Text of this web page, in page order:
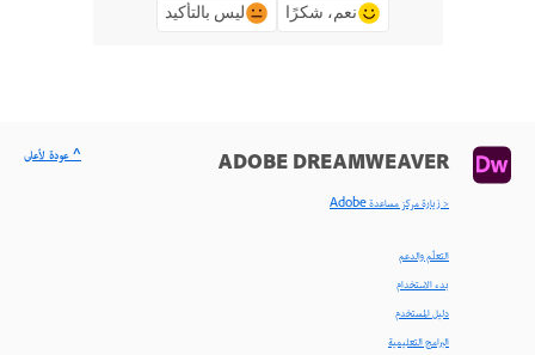
نعم، شكرًا ليس بالتأكيد
ADOBE DREAMWEAVER
< زيارة مركز مساعدة Adobe
التعلّم والدعم
بدء الاستخدام
دليل المستخدم
البرامج التعليمية
^ عودة لأعلى